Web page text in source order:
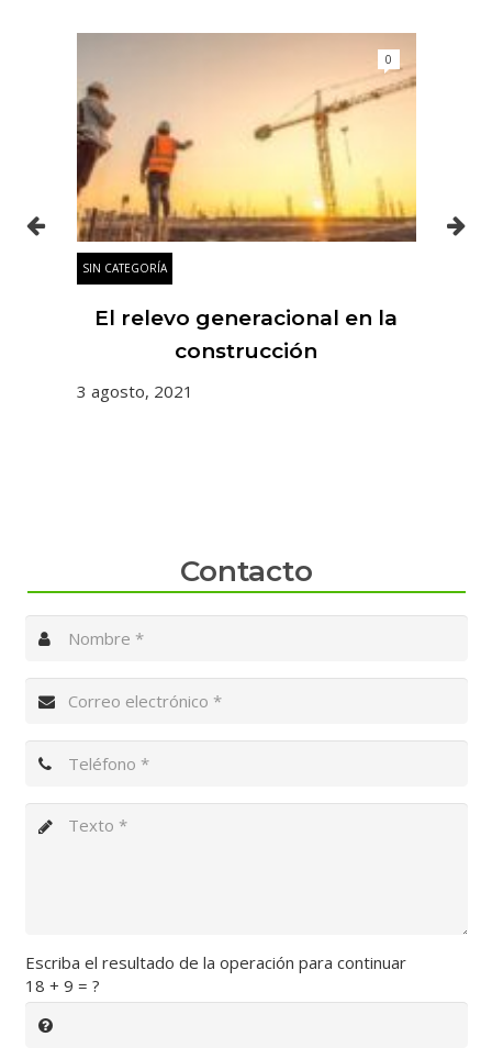
0
SIN CATEGORÍA
El relevo generacional en la
construcción
3 agosto, 2021
Contacto
Escriba el resultado de la operación para continuar
18 + 9 = ?